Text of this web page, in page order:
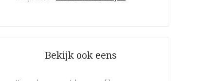
Bekijk ook eens